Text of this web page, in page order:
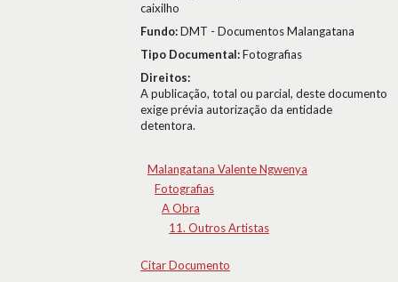
caixilho
Fundo:DMT - Documentos Malangatana
Tipo Documental:Fotografias
Direitos:
A publicação, total ou parcial, deste documento
exige prévia autorização da entidade
detentora.
Malangatana Valente Ngwenya
Fotografias
A Obra
11. Outros Artistas
Citar Documento